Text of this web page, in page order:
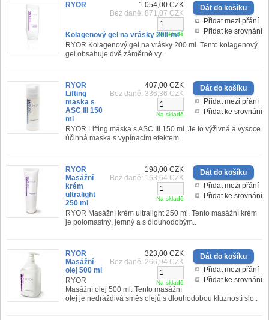
Přidat mezi přání
Přidat ke srovnání
1 054,00 CZK
Bez daně: 871,07 CZK
Na skladě
RYOR
Kolagenový gel na vrásky 200 ml
RYOR Kolagenový gel na vrásky 200 ml. Tento kolagenový
gel obsahuje dvě záměrně vy..
Přidat mezi přání
Přidat ke srovnání
407,00 CZK
Bez daně: 336,36 CZK
Na skladě
RYOR
Lifting
maska s
ASC III 150
ml
RYOR Lifting maska s ASC III 150 ml. Je to výživná a vysoce
účinná maska s vypínacím efektem..
Přidat mezi přání
Přidat ke srovnání
198,00 CZK
Bez daně: 163,64 CZK
Na skladě
RYOR
Masážní
krém
ultralight
250 ml
RYOR Masážní krém ultralight 250 ml. Tento masážní krém
je polomastný, jemný a s dlouhodobým..
Přidat mezi přání
Přidat ke srovnání
323,00 CZK
Bez daně: 266,94 CZK
Na skladě
RYOR
Masážní
olej 500 ml
RYOR
Masážní olej 500 ml. Tento masážní
olej je nedráždivá směs olejů s dlouhodobou kluzností slo..